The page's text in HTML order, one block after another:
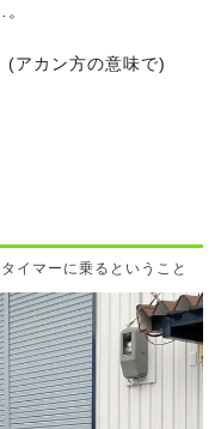
(アカン方の意味で)
イマーに乗るということ